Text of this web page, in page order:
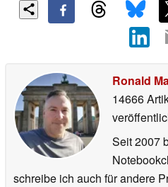
Ronald
14666
Seit 2007
schreibe ich auch für andere